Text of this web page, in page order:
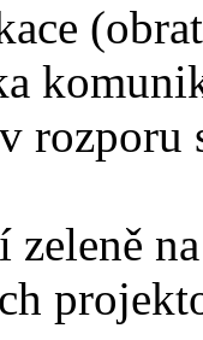
rozporu
zeleně